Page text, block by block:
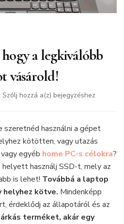
a legkiválóbb
vásárold!
Szólj hozzá a(z) Hasznos
a
legkiválóbb
használt
laptopot
vásárold!
bejegyzéshez
szeretnéd használni a gépet
kötötten, vagy utazás
egyéb home PC-s célokra?
használj SSD-t, mely az
is lehet! Továbbá a laptop
helyhez kötve. Mindenképp
érdeklődj az állapotáról és az
terméket, akár egy